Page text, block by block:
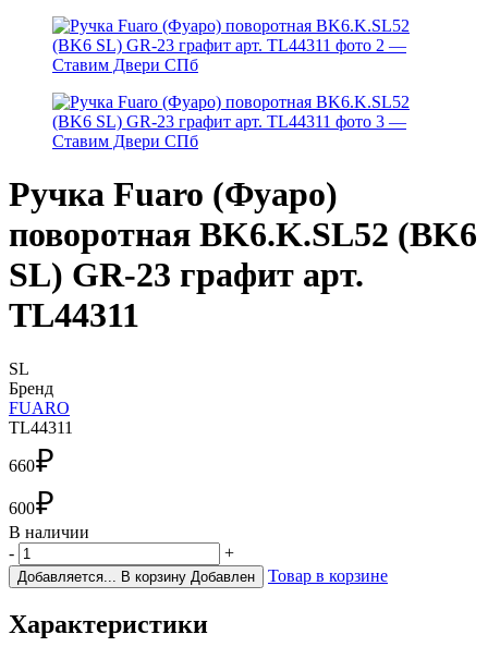
Ручка Fuaro (Фуаро)
поворотная BK6.K.SL52 (BK6
SL) GR-23 графит арт.
TL44311
SL
Бренд
FUARO
TL44311
660₽
600₽
В наличии
-
+
Добавляется... В корзину Добавлен Товар в корзине
Характеристики